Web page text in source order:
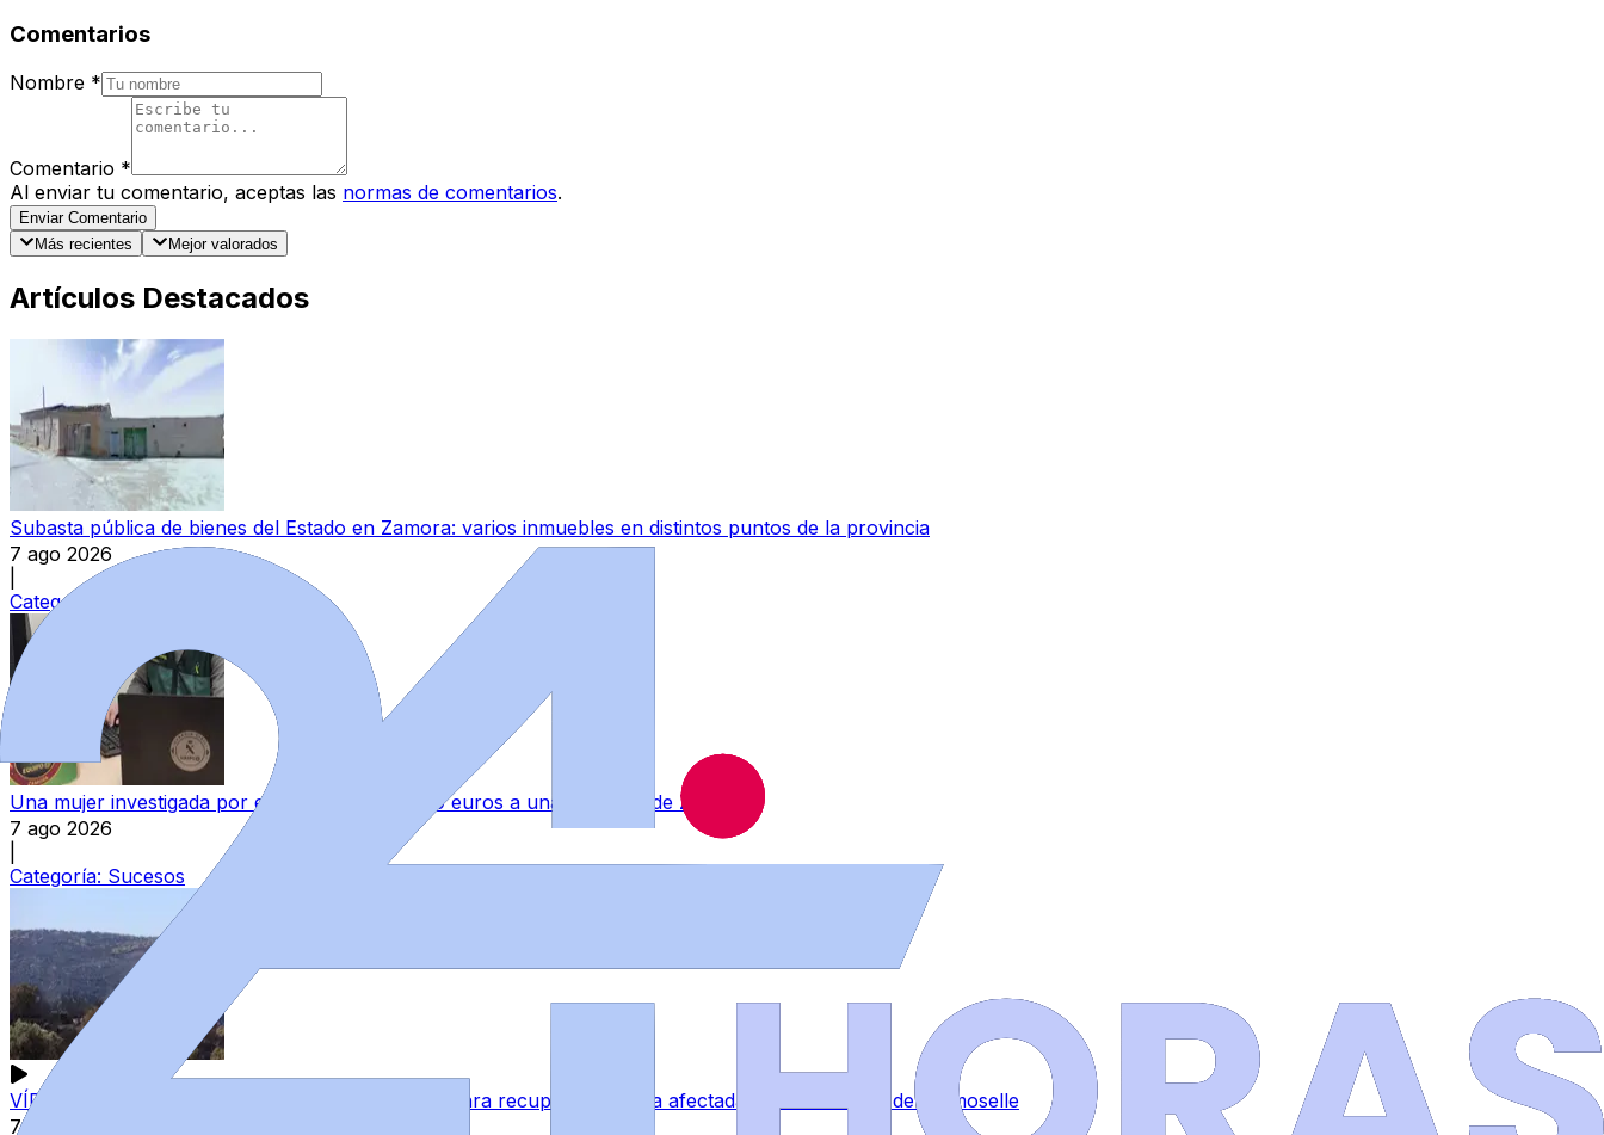
Comentarios
Nombre *
Comentario *
Al enviar tu comentario, aceptas las normas de comentarios.
Enviar Comentario
Más recientes
Mejor valorados
Artículos Destacados
Subasta pública de bienes del Estado en Zamora: varios inmuebles en distintos puntos de la provincia
7 ago 2026
Categoría:
Una mujer investigada por estafar más de 4.200 euros a una empresa de Zamora
7 ago 2026
Categoría: Sucesos
VÍDEO | Exigen a la Junta actuaciones urgentes para recuperar la zona afectada por el incendio de Fermoselle
7 ago 2026